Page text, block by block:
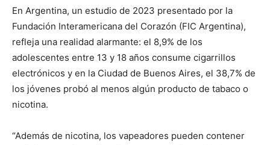
En Argentina, un estudio de 2023 presentado por la
Fundación Interamericana del Corazón (FIC Argentina),
refleja una realidad alarmante: el 8,9% de los
adolescentes entre 13 y 18 años consume cigarrillos
electrónicos y en la Ciudad de Buenos Aires, el 38,7% de
los jóvenes probó al menos algún producto de tabaco o
nicotina.
“Además de nicotina, los vapeadores pueden contener